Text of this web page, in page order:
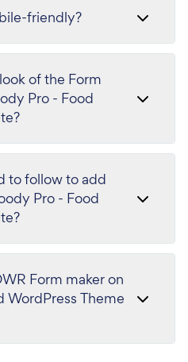
friendly?
of the Form
Pro - Food
to follow to add
Pro - Food
Form maker on
WordPress Theme